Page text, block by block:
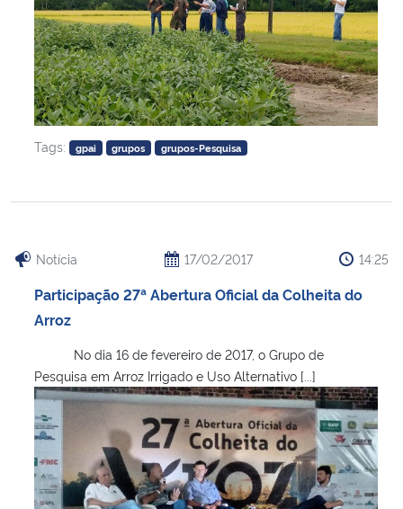
Tags: gpai grupos grupos-Pesquisa
Notícia 17/02/2017 14:25
Participação 27ª Abertura Oficial da Colheita do
Arroz
No dia 16 de fevereiro de 2017, o Grupo de
Pesquisa em Arroz Irrigado e Uso Alternativo [...]